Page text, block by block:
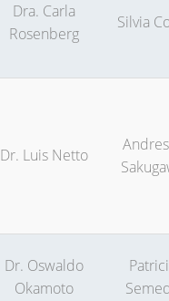
Dra. Carla
Rosenberg
Silvia
Dr. Luis Netto
Dr. Oswaldo
Okamoto